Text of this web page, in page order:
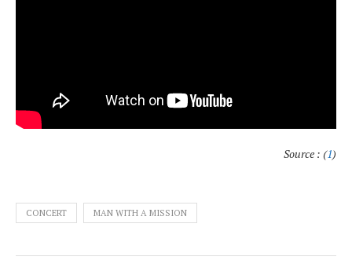
Source : (1)
CONCERT MAN WITH A MISSION